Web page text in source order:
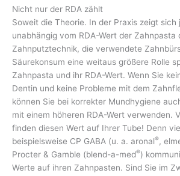
Nicht nur der RDA zählt
Soweit die Theorie. In der Praxis zeigt sich
unabhängig vom RDA-Wert der Zahnpasta
Zahnputztechnik, die verwendete
Säurekonsum eine weitaus größere Rolle
Zahnpasta und ihr RDA-Wert. Wenn Sie
Dentin und keine Probleme mit dem
können Sie bei korrekter Mundhygiene
mit einem höheren RDA-Wert verwenden.
finden diesen Wert auf Ihrer Tube! Denn
beispielsweise CP GABA (u. a. aronal®,
Procter & Gamble (blend-a-med®)
Werte auf ihren Zahnpasten. Sind Sie im